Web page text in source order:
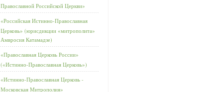
Православной Российской Церкви»
«Российская Истинно-Православная
Церковь» (юрисдикции «митрополита»
Амвросия Катамадзе)
«Православная Церковь России»
(«Истинно-Православная Церковь»)
«Истинно-Православная Церковь -
Московская Митрополия»